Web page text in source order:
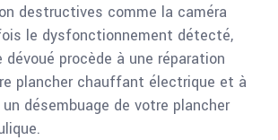
destructives comme la caméra
le dysfonctionnement détecté,
procède à une réparation
plancher chauffant électrique et à
désembuage de votre plancher